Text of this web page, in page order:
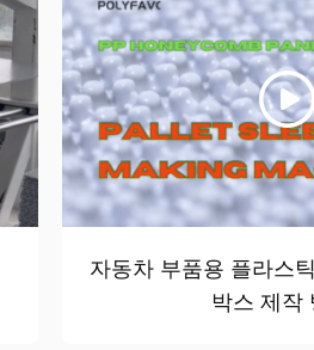
자동차 부품용 플라스
박스 제작